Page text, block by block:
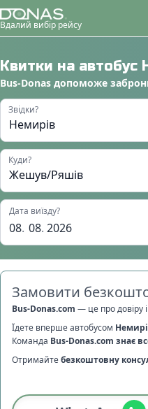
Вдалий вибір рейсу
Квитки на автобус
Bus-Donas допоможе
Звідки?
Куди?
Дата виїзду?
08. 08. 2026
Замовити
Bus-Donas.com — це про
Їдете вперше автобусом
Команда Bus-Donas.com знає
Отримайтебезкоштовну